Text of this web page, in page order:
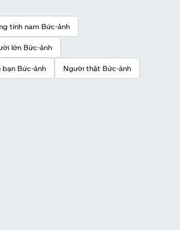
tính nam Bức-ảnh
lớn Bức-ảnh
bạn Bức-ảnh Người thật Bức-ảnh